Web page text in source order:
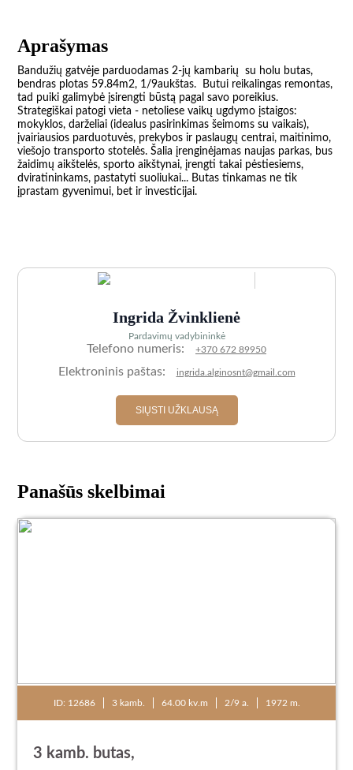
Aprašymas
Bandužių gatvėje parduodamas 2-jų kambarių  su holu butas,
bendras plotas 59.84m2, 1/9aukštas.  Butui reikalingas remontas,
tad puiki galimybė įsirengti būstą pagal savo poreikius.
Strategiškai patogi vieta - netoliese vaikų ugdymo įstaigos:
mokyklos, darželiai (idealus pasirinkimas šeimoms su vaikais),
įvairiausios parduotuvės, prekybos ir paslaugų centrai, maitinimo,
viešojo transporto stotelės. Šalia įrenginėjamas naujas parkas, bus
žaidimų aikštelės, sporto aikštynai, įrengti takai pėstiesiems,
dviratininkams, pastatyti suoliukai... Butas tinkamas ne tik
įprastam gyvenimui, bet ir investicijai.
Ingrida Žvinklienė
Pardavimų vadybininkė
Telefono numeris: +370 672 89950
Elektroninis paštas: ingrida.alginosnt@gmail.com
SIŲSTI UŽKLAUSĄ
Panašūs skelbimai
ID: 12686 3 kamb. 64.00 kv.m 2/9 a. 1972 m.
3 kamb. butas,